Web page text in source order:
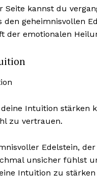
Seite kannst du
den geheimnisvollen
der emotionalen
Intuition stärken
zu vertrauen.
Edelstein,
unsicher fühlst
Intuition zu